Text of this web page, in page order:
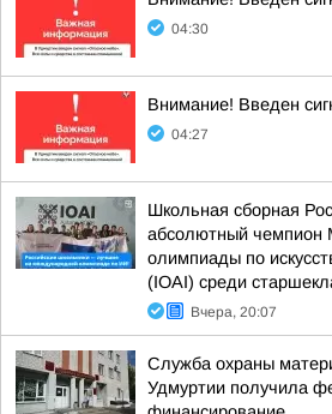
04:30
Внимание! Введен
04:27
Школьная сборная
абсолютный чемпион
олимпиады по
(IOAI) среди
Вчера, 20:07
Служба охраны
Удмуртии получила